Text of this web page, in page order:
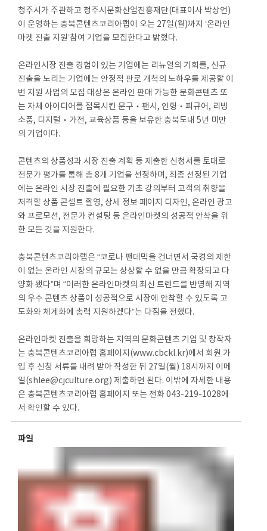
청주시가 주관하고 청주시문화산업진흥재단(대표이사 박상언)
이 운영하는 충북콘텐츠코리아랩이 오는 27일(월)까지 ‘온라인
마켓 진출 지원’참여 기업을 모집한다고 밝혔다.
온라인시장 진출 경험이 있는 기업에는 리뉴얼의 기회를, 신규
진출을 노리는 기업에는 안정적 판로 개척의 노하우를 제공할 이
번 지원 사업의 모집 대상은 온라인 판매 가능한 문화콘텐츠 또
는 자체 아이디어를 접목시킨 문구‧팬시, 인형‧피규어, 리빙
소품, 디지털‧가전, 교육상품 등을 보유한 충북도내 5년 미만
의 기업이다.
콘텐츠의 상품성과 시장 진출 계획 등 제출한 신청서를 토대로
전문가 평가를 통해 총 8개 기업을 선정하며, 최종 선정된 기업
에는 온라인 시장 진출에 필요한 기초 강의부터 고객의 취향을
저격할 상품 콘셉트 촬영, 상세 정보 페이지 디자인, 온라인 광고
와 프로모션, 전문가 컨설팅 등 온라인마켓의 성공적 안착을 위
한 모든 것을 지원한다.
충북콘텐츠코리아랩은 “코로나 팬데믹을 건너면서 국경의 제한
이 없는 온라인 시장의 규모는 상상할 수 없을 만큼 확장되고 다
양화 됐다”며 “이러한 온라인마켓의 최신 트렌드를 반영해 지역
의 우수 콘텐츠 상품이 성공적으로 시장에 안착할 수 있도록 고
도화와 체계화에 총력 지원하겠다”는 다짐을 전했다.
온라인마켓 진출을 희망하는 지역의 문화콘텐츠 기업 및 창작자
는 충북콘텐츠코리아랩 홈페이지(www.cbckl.kr)에서 회원 가
입 후 신청 서류를 내려 받아 작성한 뒤 27일(월) 18시까지 이메
일(shlee@cjculture.org) 제출하면 된다. 이밖에 자세한 내용
은 충북콘텐츠코리아랩 홈페이지 또는 전화 043-219-1028에
서 확인할 수 있다.
파일